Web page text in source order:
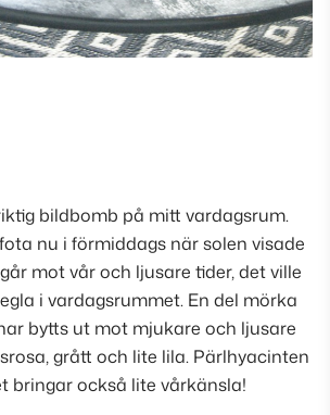
bildbomb på mitt vardagsrum.
nu i förmiddags när solen visade
mot vår och ljusare tider, det ville
i vardagsrummet. En del mörka
bytts ut mot mjukare och ljusare
grått och lite lila. Pärlhyacinten
bringar också lite vårkänsla!